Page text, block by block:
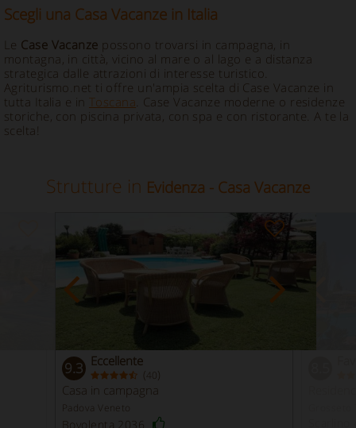
Scegli una Casa Vacanze in Italia
Le Case Vacanze possono trovarsi in campagna, in
montagna, in città, vicino al mare o al lago e a distanza
strategica dalle attrazioni di interesse turistico.
Agriturismo.net ti offre un'ampia scelta di Case Vacanze in
tutta Italia e in Toscana . Case Vacanze moderne o residenze
storiche, con piscina privata, con spa e con ristorante. A te la
scelta!
Strutture in Evidenza - Casa Vacanze
9.3 Eccellente
( 40)
Casa in campagna
Padova Veneto
Bovolenta 2036